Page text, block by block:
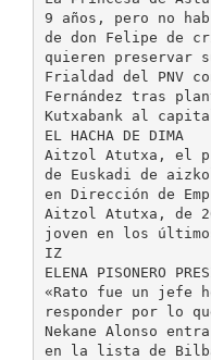
9 años, pero no
de don Felipe de
quieren preservar
Frialdad del PNV
Fernández tras
Kutxabank al
EL HACHA DE DIMA
Aitzol Atutxa, el
de Euskadi de
en Dirección de
Aitzol Atutxa, de
joven en los últimos
IZ
ELENA PISONERO
«Rato fue un jefe
responder por lo
Nekane Alonso entra
en la lista de